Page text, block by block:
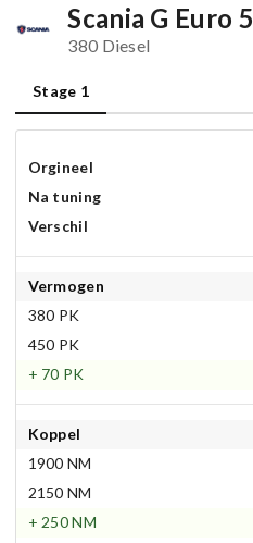
Scania G Euro 5
380 Diesel
Stage 1
Orgineel
Na tuning
Verschil
Vermogen
380 PK
450 PK
+ 70 PK
Koppel
1900 NM
2150 NM
+ 250 NM